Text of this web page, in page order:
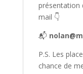
présentation
mail 👇
📬
P.S. Les
chance de